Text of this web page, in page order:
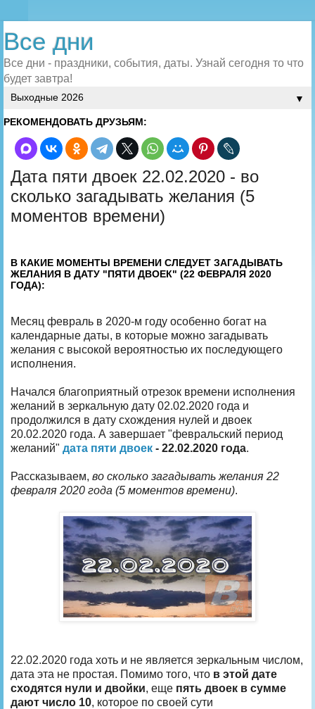
Все дни
Все дни - праздники, события, даты. Узнай сегодня то что
будет завтра!
▼
РЕКОМЕНДОВАТЬ ДРУЗЬЯМ:
Дата пяти двоек 22.02.2020 - во
сколько загадывать желания (5
моментов времени)
В КАКИЕ МОМЕНТЫ ВРЕМЕНИ СЛЕДУЕТ ЗАГАДЫВАТЬ
ЖЕЛАНИЯ В ДАТУ "ПЯТИ ДВОЕК" (22 ФЕВРАЛЯ 2020
ГОДА):
Месяц февраль в 2020-м году особенно богат на
календарные даты, в которые можно загадывать
желания с высокой вероятностью их последующего
исполнения.
Начался благоприятный отрезок времени исполнения
желаний в зеркальную дату 02.02.2020 года и
продолжился в дату схождения нулей и двоек
20.02.2020 года. А завершает "февральский период
желаний" дата пяти двоек - 22.02.2020 года.
Рассказываем, во сколько загадывать желания 22
февраля 2020 года (5 моментов времени).
22.02.2020 года хоть и не является зеркальным числом,
дата эта не простая. Помимо того, что в этой дате
сходятся нули и двойки, еще пять двоек в сумме
дают число 10, которое по своей сути